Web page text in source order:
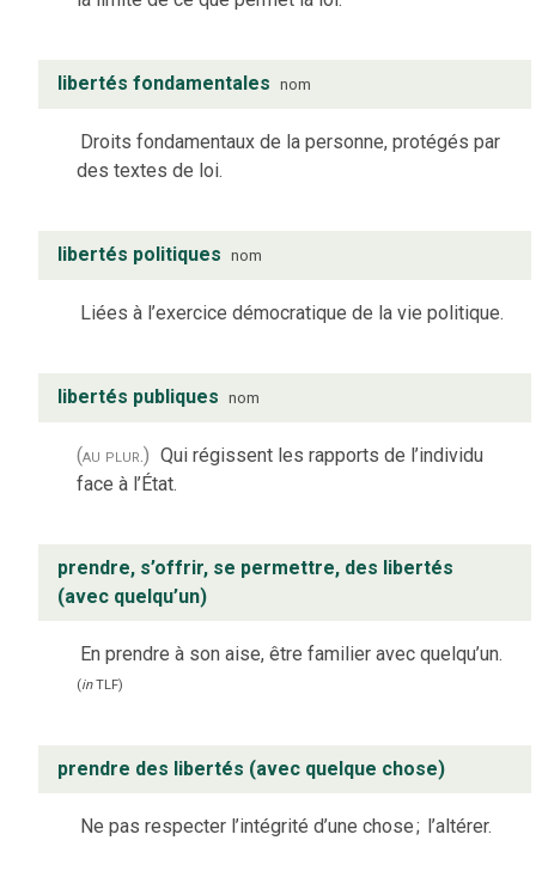
libertés fondamentales nom
Droits fondamentaux de la personne, protégés par
des textes de loi.
libertés politiques nom
Liées à l’exercice démocratique de la vie politique.
libertés publiques nom
(au plur.) Qui régissent les rapports de l’individu
face à l’État.
prendre, s’offrir, se permettre, des libertés
(avec quelqu’un)
En prendre à son aise, être familier avec quelqu’un.
(inTLF)
prendre des libertés (avec quelque chose)
Ne pas respecter l’intégrité d’une chose; l’altérer.